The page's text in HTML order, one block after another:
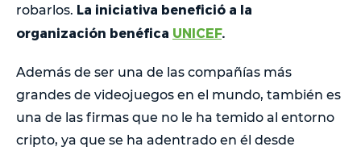
robarlos. La iniciativa benefició a la
organización benéfica UNICEF.
Además de ser una de las compañías más
grandes de videojuegos en el mundo, también es
una de las firmas que no le ha temido al entorno
cripto, ya que se ha adentrado en él desde